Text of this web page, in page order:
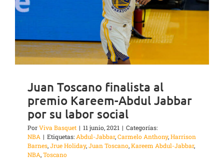
Juan Toscano finalista al
premio Kareem-Abdul Jabbar
por su labor social
PorViva Basquet | 11 junio, 2021 | Categorías:
NBA | Etiquetas: Abdul-Jabbar,Carmelo Anthony,Harrison
Barnes,Jrue Holiday,Juan Toscano,Kareem Abdul-Jabbar,
NBA,Toscano